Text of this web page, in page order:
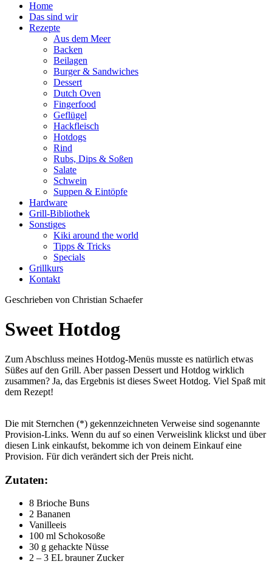
Home
Das sind wir
Rezepte
Aus dem Meer
Backen
Beilagen
Burger & Sandwiches
Dessert
Dutch Oven
Fingerfood
Geflügel
Hackfleisch
Hotdogs
Rind
Rubs, Dips & Soßen
Salate
Schwein
Suppen & Eintöpfe
Hardware
Grill-Bibliothek
Sonstiges
Kiki around the world
Tipps & Tricks
Specials
Grillkurs
Kontakt
Geschrieben von Christian Schaefer
Sweet Hotdog
Zum Abschluss meines Hotdog-Menüs musste es natürlich etwas
Süßes auf den Grill. Aber passen Dessert und Hotdog wirklich
zusammen? Ja, das Ergebnis ist dieses Sweet Hotdog. Viel Spaß mit
dem Rezept!
Die mit Sternchen (*) gekennzeichneten Verweise sind sogenannte
Provision-Links. Wenn du auf so einen Verweislink klickst und über
diesen Link einkaufst, bekomme ich von deinem Einkauf eine
Provision. Für dich verändert sich der Preis nicht.
Zutaten:
8 Brioche Buns
2 Bananen
Vanilleeis
100 ml Schokosoße
30 g gehackte Nüsse
2 – 3 EL brauner Zucker